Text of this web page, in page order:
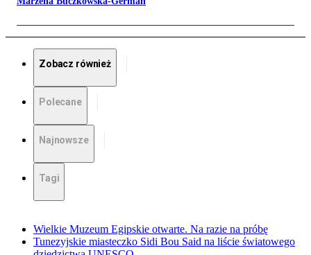
Zobacz również
Polecane
Najnowsze
Tagi
Wielkie Muzeum Egipskie otwarte. Na razie na próbę
Tunezyjskie miasteczko Sidi Bou Said na liście światowego